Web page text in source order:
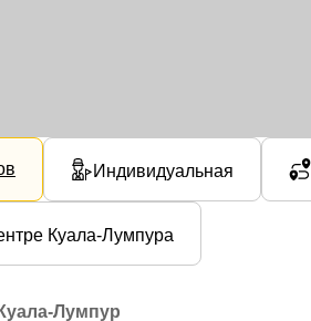
Индивидуальная
Куала-Лумпура
Лумпур